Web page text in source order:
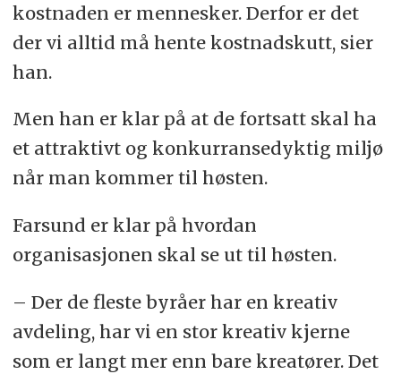
kostnaden er mennesker. Derfor er det
der vi alltid må hente kostnadskutt, sier
han.
Men han er klar på at de fortsatt skal ha
et attraktivt og konkurransedyktig miljø
når man kommer til høsten.
Farsund er klar på hvordan
organisasjonen skal se ut til høsten.
– Der de fleste byråer har en kreativ
avdeling, har vi en stor kreativ kjerne
som er langt mer enn bare kreatører. Det